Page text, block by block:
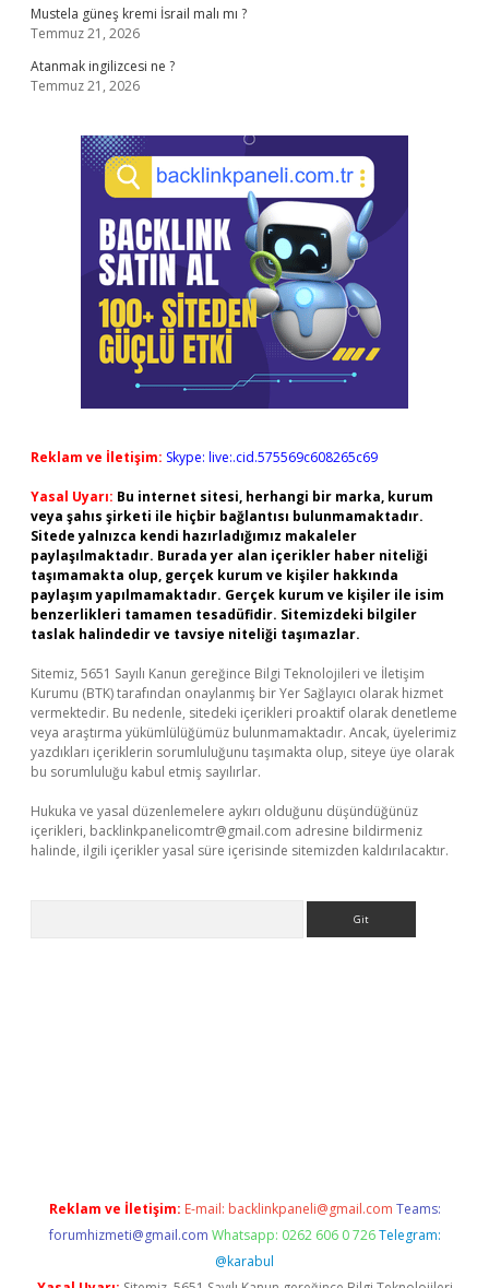
Mustela güneş kremi İsrail malı mı ?
Temmuz 21, 2026
Atanmak ingilizcesi ne ?
Temmuz 21, 2026
Reklam ve İletişim: Skype: live:.cid.575569c608265c69
Yasal Uyarı: Bu internet sitesi, herhangi bir marka, kurum
veya şahıs şirketi ile hiçbir bağlantısı bulunmamaktadır.
Sitede yalnızca kendi hazırladığımız makaleler
paylaşılmaktadır. Burada yer alan içerikler haber niteliği
taşımamakta olup, gerçek kurum ve kişiler hakkında
paylaşım yapılmamaktadır. Gerçek kurum ve kişiler ile isim
benzerlikleri tamamen tesadüfidir. Sitemizdeki bilgiler
taslak halindedir ve tavsiye niteliği taşımazlar.
Sitemiz, 5651 Sayılı Kanun gereğince Bilgi Teknolojileri ve İletişim
Kurumu (BTK) tarafından onaylanmış bir Yer Sağlayıcı olarak hizmet
vermektedir. Bu nedenle, sitedeki içerikleri proaktif olarak denetleme
veya araştırma yükümlülüğümüz bulunmamaktadır. Ancak, üyelerimiz
yazdıkları içeriklerin sorumluluğunu taşımakta olup, siteye üye olarak
bu sorumluluğu kabul etmiş sayılırlar.
Hukuka ve yasal düzenlemelere aykırı olduğunu düşündüğünüz
içerikleri, backlinkpanelicomtr@gmail.com adresine bildirmeniz
halinde, ilgili içerikler yasal süre içerisinde sitemizden kaldırılacaktır.
Reklam ve İletişim: E-mail: backlinkpaneli@gmail.com Teams:
forumhizmeti@gmail.com Whatsapp: 0262 606 0 726 Telegram:
@karabul